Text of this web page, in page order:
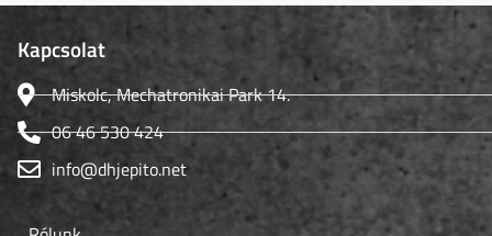
Kapcsolat
Miskolc, Mechatronikai Park 14.
06 46 530 424
info@dhjepito.net